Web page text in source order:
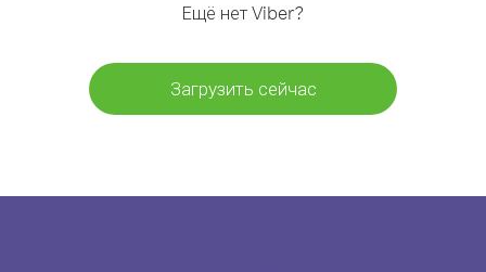
Ещё нет Viber?
Загрузить сейчас